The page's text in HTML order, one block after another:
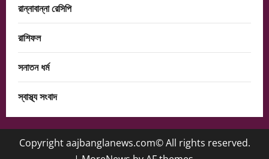
রান্নাবান্না রেসিপি
রাশিফল
সনাতন ধর্ম
স্বাস্থ্য সংবাদ
Copyright aajbanglanews.com© All rights reserved.